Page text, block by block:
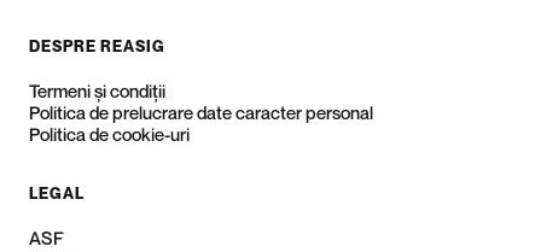
DESPRE REASIG
Termeni și condiții
Politica de prelucrare date caracter personal
Politica de cookie-uri
LEGAL
ASF